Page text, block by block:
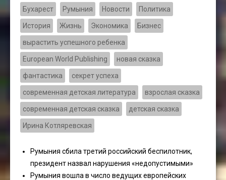
Бухарест Румыния Новости Политика
История Жизнь Экономика Бизнес
вырастить успешного ребенка
European World Publishing новая сказка
фантастика секрет успеха
современная детская литература взрослая сказка
современная детская сказка детская сказка
Ирина Котляревская
Румыния сбила третий российский беспилотник,
президент назвал нарушения «недопустимыми»
Румыния вошла в число ведущих европейских